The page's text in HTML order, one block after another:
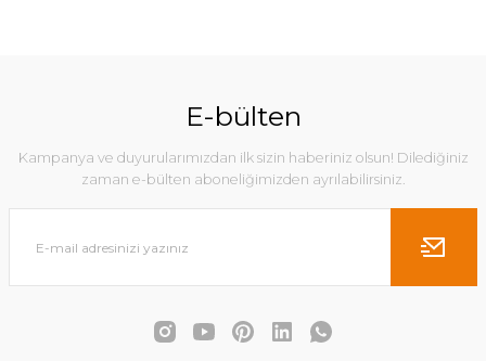
E-bülten
Kampanya ve duyurularımızdan ilk sizin haberiniz olsun! Dilediğiniz
zaman e-bülten aboneliğimizden ayrılabilirsiniz.